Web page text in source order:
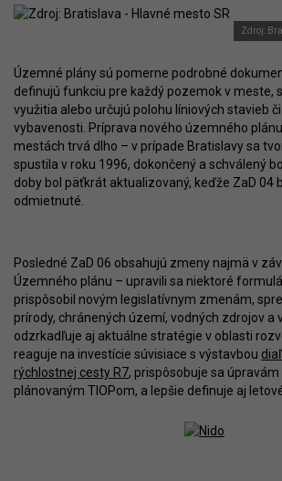
Zdroj:
Územné plány sú pomerne podrobné
definujú funkciu pre každý pozemok v meste,
využitia alebo určujú polohu líniových stavieb
vybavenosti. Príprava nového územného
mestách trvá dlho – v prípade Bratislavy sa
spustila v roku 1996, dokončený a schválený
doby bol päťkrát aktualizovaný, keďže ZaD 04
odmietnuté.
Posledné ZaD 06 obsahujú zmeny najmä v
Územného plánu – upravili sa niektoré
prispôsobil novým legislatívnym zmenám,
prírody, chránených území, vodných zdrojov a
odzrkadľuje aj aktuálne stratégie v oblasti
reaguje na investície súvisiace s výstavbou
rýchlostnej cesty R7, prispôsobuje sa
plánovaným TIOPom, a lepšie definuje aj